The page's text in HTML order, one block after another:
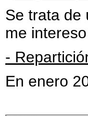
Se trata de
me
-
En enero